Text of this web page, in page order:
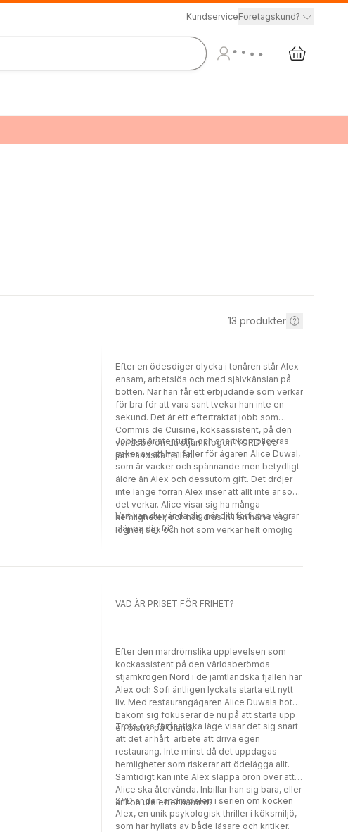
KundserviceFöretagskund?
13 produkter
Efter en ödesdiger olycka i tonåren står Alex
ensam, arbetslös och med självkänslan på
botten. När han får ett erbjudande som verkar
för bra för att vara sant tvekar han inte en
sekund. Det är ett eftertraktat jobb som
Commis de Cuisine, köksassistent, på den
världsberömda stjärnkrogen NORD i de
jämtländska fjällen.
Jobbet är stentufft, och snart kompliceras
saker av att han faller för ägaren Alice Duwal,
som är vacker och spännande men betydligt
äldre än Alex och dessutom gift. Det dröjer
inte länge förrän Alex inser att allt inte är som
det verkar. Alice visar sig ha många
hemligheter, och han dras in i en härva av
lögner, sex och hot som verkar helt omöjlig
Vart kan du vända dig när ditt förflutna vägrar
släppa dig fri?
VAD ÄR PRISET FÖR FRIHET?
Efter den mardrömslika upplevelsen som
kockassistent på den världsberömda
stjärnkrogen Nord i de jämtländska fjällen har
Alex och Sofi äntligen lyckats starta ett nytt
liv. Med restaurangägaren Alice Duwals hot
bakom sig fokuserar de nu på att starta upp
en bistro på Öland.
Trots öns fantastiska läge visar det sig snart
att det är hårt arbete att driva egen
restaurang. Inte minst då det uppdagas
hemligheter som riskerar att ödelägga allt.
Samtidigt kan inte Alex släppa oron över att
Alice ska återvända. Inbillar han sig bara, eller
är hon ute efter hämnd?
SYD är den andra delen i serien om kocken
Alex, en unik psykologisk thriller i köksmiljö,
som har hyllats av både läsare och kritiker.